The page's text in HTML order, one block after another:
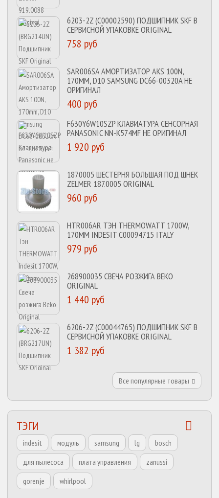
6203-2Z (C00002590) ПОДШИПНИК SKF В
СЕРВИСНОЙ УПАКОВКЕ ORIGINAL
758 руб
SAR006SA АМОРТИЗАТОР AKS 100N,
170MM, D10 SAMSUNG DC66-00320A НЕ
ОРИГИНАЛ
400 руб
F630Y6W10SZP КЛАВИАТУРА СЕНСОРНАЯ
PANASONIC NN-K574MF НЕ ОРИГИНАЛ
1 920 руб
1870005 ШЕСТЕРНЯ БОЛЬШАЯ ПОД ШНЕК
ZELMER 187.0005 ORIGINAL
960 руб
HTR006AR ТЭН THERMOWATT 1700W,
170MM INDESIT C00094715 ITALY
979 руб
268900035 СВЕЧА РОЗЖИГА BEKO
ORIGINAL
1 440 руб
6206-2Z (C00044765) ПОДШИПНИК SKF В
СЕРВИСНОЙ УПАКОВКЕ ORIGINAL
1 382 руб
Все популярные товары
ТЭГИ
indesit модуль samsung lg
bosch
для пылесоса
плата управления
zanussi
gorenje
whirlpool